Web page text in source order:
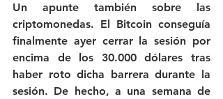
Un apunte también sobre las
criptomonedas. El Bitcoin conseguía
finalmente ayer cerrar la sesión por
encima de los 30.000 dólares tras
haber roto dicha barrera durante la
sesión. De hecho, a una semana de